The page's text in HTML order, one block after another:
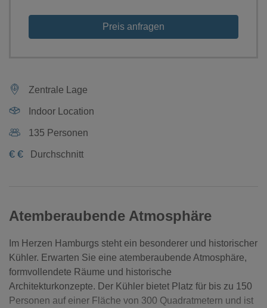
Preis anfragen
Zentrale Lage
Indoor Location
135 Personen
€ € Durchschnitt
Atemberaubende Atmosphäre
Im Herzen Hamburgs steht ein besonderer und historischer
Kühler. Erwarten Sie eine atemberaubende Atmosphäre,
formvollendete Räume und historische
Architekturkonzepte. Der Kühler bietet Platz für bis zu 150
Personen auf einer Fläche von 300 Quadratmetern und ist